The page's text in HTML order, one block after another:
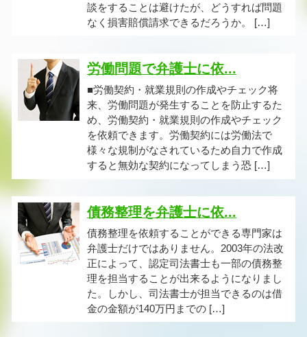
談をすることは避けたが、どうすれば問題
なく損害賠償請求できるだろうか。 […]
労働問題で弁護士に依...
■労働契約・就業規則の作成やチェック将
来、労働問題が発生することを防止するた
め、労働契約・就業規則の作成やチェック
を依頼できます。労働契約には労働法で
様々な規制がなされているため自力で作成
すると無効な契約になってしまう恐 […]
債務整理を弁護士に依...
債務整理を依頼することができる専門家は
弁護士だけではありません。2003年の法改
正によって、認定司法書士も一部の債務整
理を担当することが出来るようになりまし
た。しかし、司法書士が担当できるのは借
金の金額が140万円までの […]